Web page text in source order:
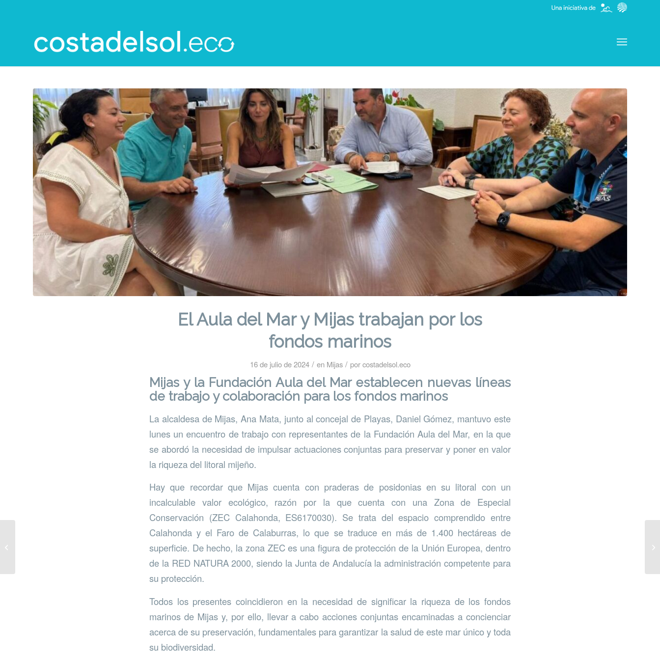
El Aula del Mar y Mijas trabajan por los
fondos marinos
16 de julio de 2024 / en Mijas / porcostadelsol.eco
Mijas y la Fundación Aula del Marestablecen nuevas líneas
de trabajo y colaboración para los fondos marinos
La alcaldesa de Mijas, Ana Mata, junto al concejal de Playas, Daniel Gómez, mantuvo este
lunes un encuentro de trabajo con representantes de la Fundación Aula del Mar, en la que
se abordó la necesidad de impulsar actuaciones conjuntas para preservar y poner en valor
la riqueza del litoral mijeño.
Hay que recordar que Mijas cuenta con praderas de posidonias en su litoral con un
incalculable valor ecológico, razón por la que cuenta con una Zona de Especial
Conservación (ZEC Calahonda, ES6170030). Se trata del espacio comprendido entre
Calahonda y el Faro de Calaburras, lo que se traduce en más de 1.400 hectáreas de
superficie. De hecho, la zona ZEC es una figura de protección de la Unión Europea, dentro
de la RED NATURA 2000, siendo la Junta de Andalucía la administración competente para
su protección.
Todos los presentes coincidieron en la necesidad de significar la riqueza de los fondos
marinos de Mijas y, por ello, llevar a cabo acciones conjuntas encaminadas a concienciar
acerca de su preservación, fundamentales para garantizar la salud de este mar único y toda
su biodiversidad.